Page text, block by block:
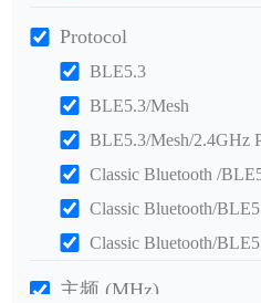
Protocol
BLE5.3
BLE5.3/Mesh
BLE5.3/Mesh/2.4GHz
Classic Bluetooth /
Classic Bluetooth/
Classic Bluetooth/
主频 (MHz)